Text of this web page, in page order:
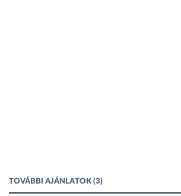
TOVÁBBI AJÁNLATOK (3)